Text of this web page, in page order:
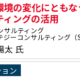
境の変化にとも
ィングの活用
サルティング
ジーコンサルティング
太 氏
ン